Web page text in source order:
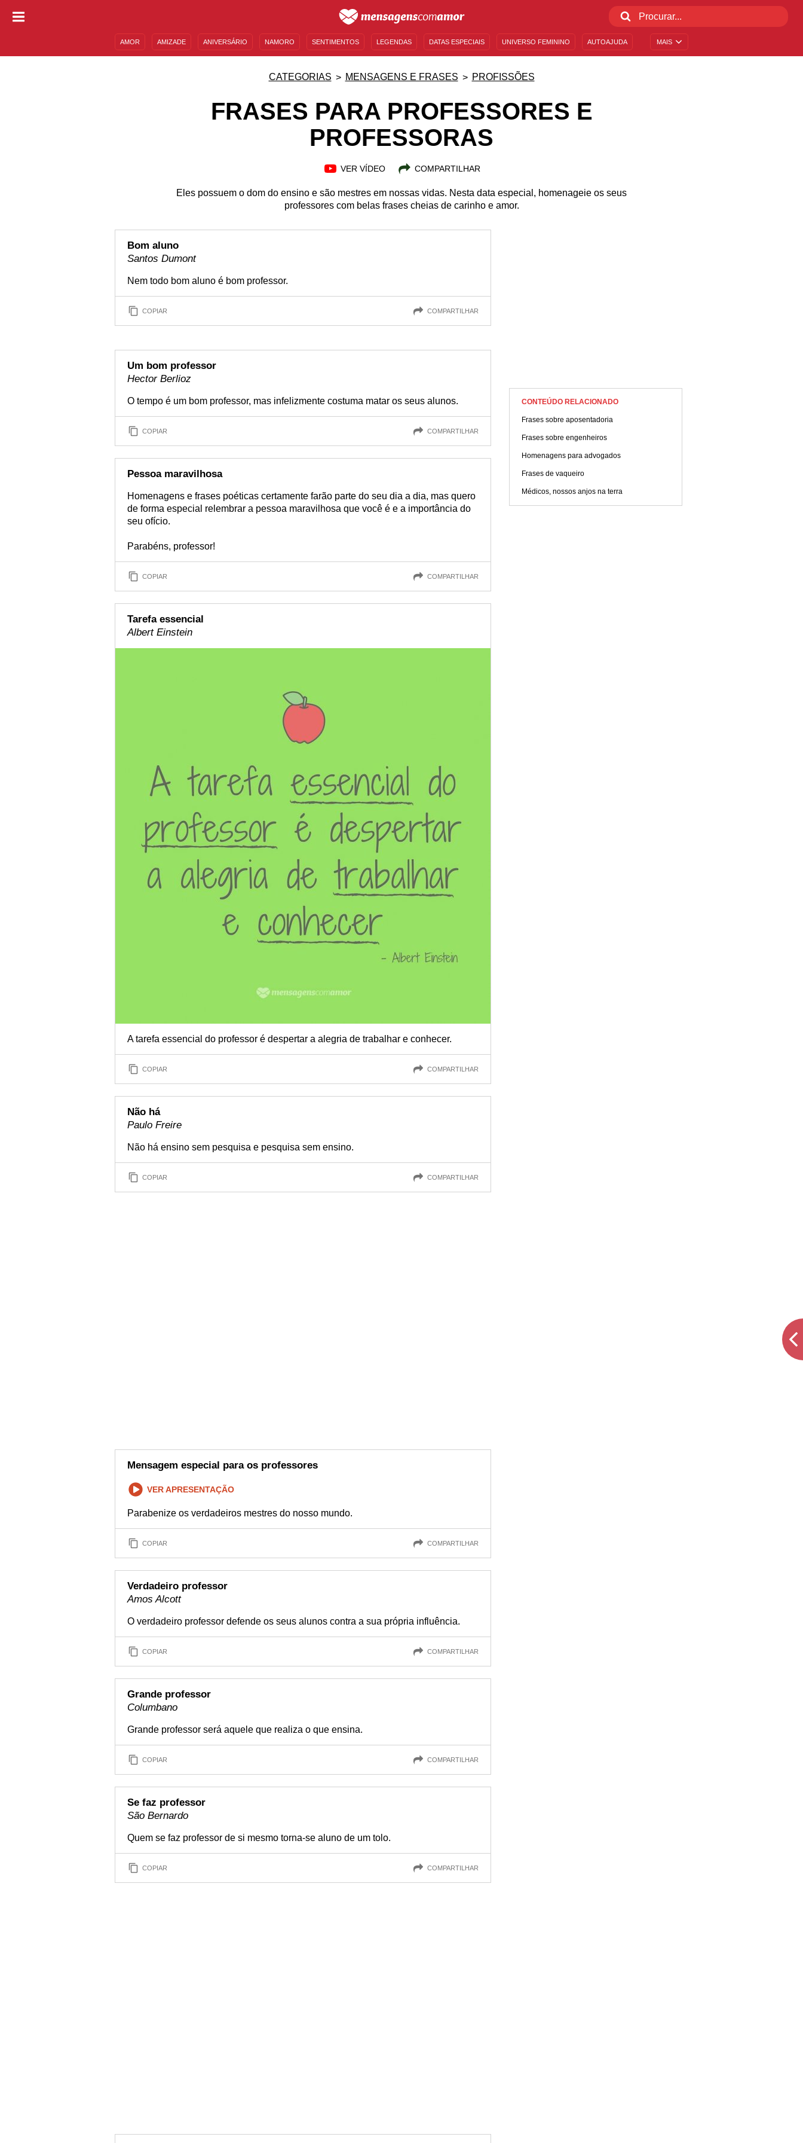
MAIS
AMOR AMIZADE ANIVERSÁRIO NAMORO SENTIMENTOS LEGENDAS DATAS ESPECIAIS UNIVERSO FEMININO AUTOAJUDA
CATEGORIAS MENSAGENS E FRASES PROFISSÕES
FRASES PARA PROFESSORES E
PROFESSORAS
VER VÍDEO COMPARTILHAR
Eles possuem o dom do ensino e são mestres em nossas vidas. Nesta data especial, homenageie os seus
professores com belas frases cheias de carinho e amor.
Bom aluno
Santos Dumont
Nem todo bom aluno é bom professor.
COPIAR COMPARTILHAR
Um bom professor
Hector Berlioz
O tempo é um bom professor, mas infelizmente costuma matar os seus alunos.
COPIAR COMPARTILHAR
Pessoa maravilhosa
Homenagens e frases poéticas certamente farão parte do seu dia a dia, mas quero
de forma especial relembrar a pessoa maravilhosa que você é e a importância do
seu ofício.
Parabéns, professor!
COPIAR COMPARTILHAR
Tarefa essencial
Albert Einstein
A tarefa essencial do professor é despertar a alegria de trabalhar e conhecer.
COPIAR COMPARTILHAR
Não há
Paulo Freire
Não há ensino sem pesquisa e pesquisa sem ensino.
COPIAR COMPARTILHAR
Mensagem especial para os professores
VER APRESENTAÇÃO
Parabenize os verdadeiros mestres do nosso mundo.
COPIAR COMPARTILHAR
Verdadeiro professor
Amos Alcott
O verdadeiro professor defende os seus alunos contra a sua própria influência.
COPIAR COMPARTILHAR
Grande professor
Columbano
Grande professor será aquele que realiza o que ensina.
COPIAR COMPARTILHAR
Se faz professor
São Bernardo
Quem se faz professor de si mesmo torna-se aluno de um tolo.
COPIAR COMPARTILHAR
CONTEÚDO RELACIONADO
Frases sobre aposentadoria
Frases sobre engenheiros
Homenagens para advogados
Frases de vaqueiro
Médicos, nossos anjos na terra